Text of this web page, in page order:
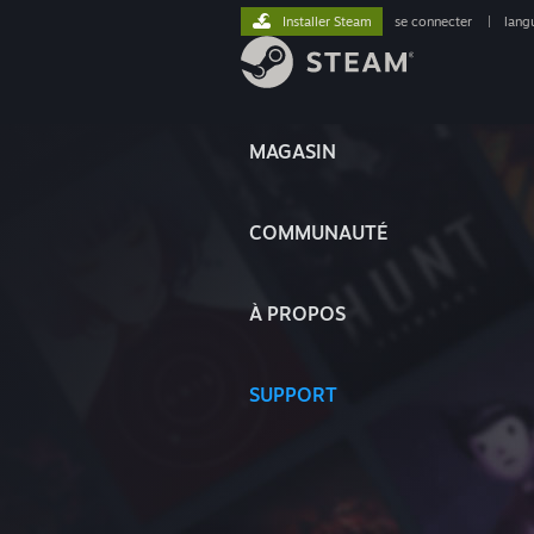
MAGASIN
COMMUNAUTÉ
À PROPOS
SUPPORT
Installer Steam se connecter